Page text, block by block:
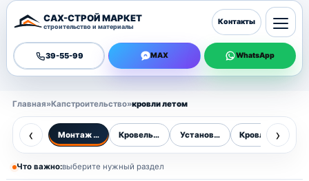
САХ-СТРОЙ МАРКЕТ
строительство и материалы
39-55-99 MAX WhatsApp
Контакты
Главная»Капстроительство»кровли летом
‹ Монтаж кровли летомКровельные работыУстановка кровлиКровля дома
›
Что важно:выберите нужный раздел